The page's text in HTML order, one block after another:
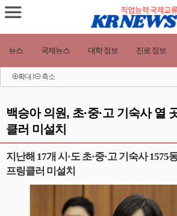
뉴스 국제뉴스 대학 정보 진로 정보
확대 l 축소
백승아 의원, 초·중·고 기숙사 열
클러 미설치
지난해 17개 시·도 초·중·고 기숙사 1575
프링클러 미설치